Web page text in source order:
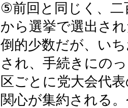
⑤前回と同じく、二
から選挙で選出さ
倒的少数だが、い
され、手続きにの
区ごとに党大会代
関心が集約される